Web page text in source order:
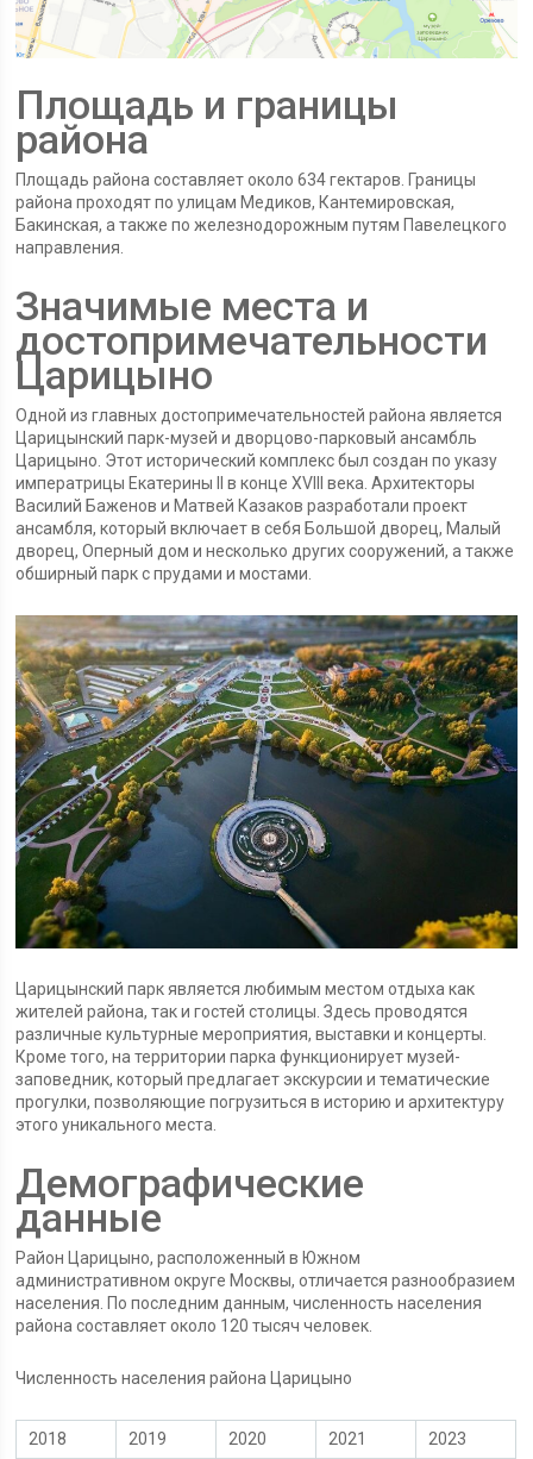
Площадь и границы
района
Площадь района составляет около 634 гектаров. Границы
района проходят по улицам Медиков, Кантемировская,
Бакинская, а также по железнодорожным путям Павелецкого
направления.
Значимые места и
достопримечательности
Царицыно
Одной из главных достопримечательностей района является
Царицынский парк-музей и дворцово-парковый ансамбль
Царицыно. Этот исторический комплекс был создан по указу
императрицы Екатерины II в конце XVIII века. Архитекторы
Василий Баженов и Матвей Казаков разработали проект
ансамбля, который включает в себя Большой дворец, Малый
дворец, Оперный дом и несколько других сооружений, а также
обширный парк с прудами и мостами.
Царицынский парк является любимым местом отдыха как
жителей района, так и гостей столицы. Здесь проводятся
различные культурные мероприятия, выставки и концерты.
Кроме того, на территории парка функционирует музей-
заповедник, который предлагает экскурсии и тематические
прогулки, позволяющие погрузиться в историю и архитектуру
этого уникального места.
Демографические
данные
Район Царицыно, расположенный в Южном
административном округе Москвы, отличается разнообразием
населения. По последним данным, численность населения
района составляет около 120 тысяч человек.
Численность населения района Царицыно
2018 2019 2020 2021
2023